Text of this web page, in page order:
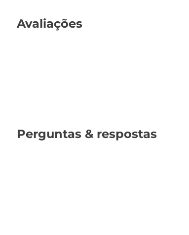
Avaliações
Perguntas & respostas